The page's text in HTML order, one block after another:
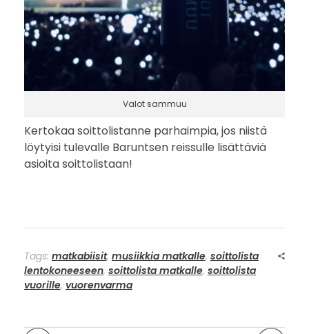
Valot sammuu
Kertokaa soittolistanne parhaimpia, jos niistä
löytyisi tulevalle Baruntsen reissulle lisättäviä
asioita soittolistaan!
Tags: matkabiisit, musiikkia matkalle, soittolista
lentokoneeseen, soittolista matkalle, soittolista
vuorille, vuorenvarma